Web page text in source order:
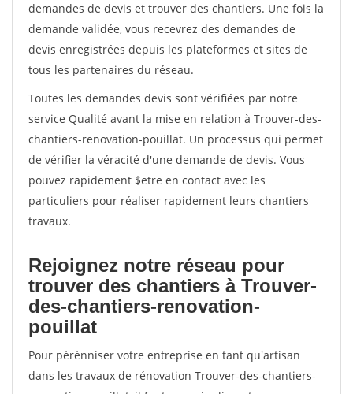
demandes de devis et trouver des chantiers. Une fois la
demande validée, vous recevrez des demandes de
devis enregistrées depuis les plateformes et sites de
tous les partenaires du réseau.
Toutes les demandes devis sont vérifiées par notre
service Qualité avant la mise en relation à Trouver-des-
chantiers-renovation-pouillat. Un processus qui permet
de vérifier la véracité d'une demande de devis. Vous
pouvez rapidement $etre en contact avec les
particuliers pour réaliser rapidement leurs chantiers
travaux.
Rejoignez notre réseau pour
trouver des chantiers à Trouver-
des-chantiers-renovation-
pouillat
Pour pérénniser votre entreprise en tant qu'artisan
dans les travaux de rénovation Trouver-des-chantiers-